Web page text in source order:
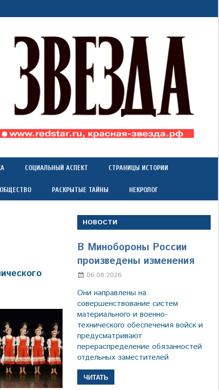
СОЦИАЛЬНЫЙ АСПЕКТ СТРАНИЦЫ ИСТОРИИ
РАСКРЫТЫЕ ТАЙНЫ НЕКРОЛОГ
НОВОСТИ
В Минобороны России
произведены изменения
06.08.2026
Они направлены на
совершенствование систем
материального и военно-
технического обеспечения войск и
предусматривают
перераспределение обязанностей
отдельных заместителей
ЧИТАТЬ